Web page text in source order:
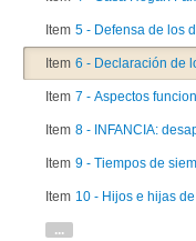
Item 5 - Defensa de los derechos del niño: antecedentes históricos
Item 6 - Declaración de los Derechos del Niño.
Item 7 - Aspectos funcionales del lenguaje en
Item 8 - INFANCIA: desaparición
Item 9 - Tiempos de siembra
Item 10 - Hijos e hijas de detenidos
...